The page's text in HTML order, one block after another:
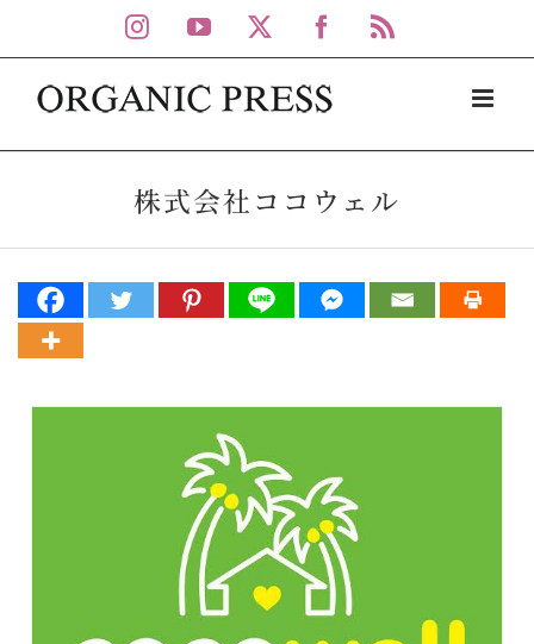
to
content
Instagram
YouTube Facebook
株式会社ココウェル